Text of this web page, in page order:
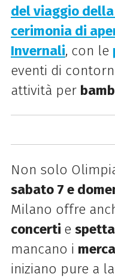
del viaggio
cerimonia di
Invernali, con le
eventi di
attività per
Non solo
sabato 7 e
Milano offre
concerti e
mancano i
iniziano pure a